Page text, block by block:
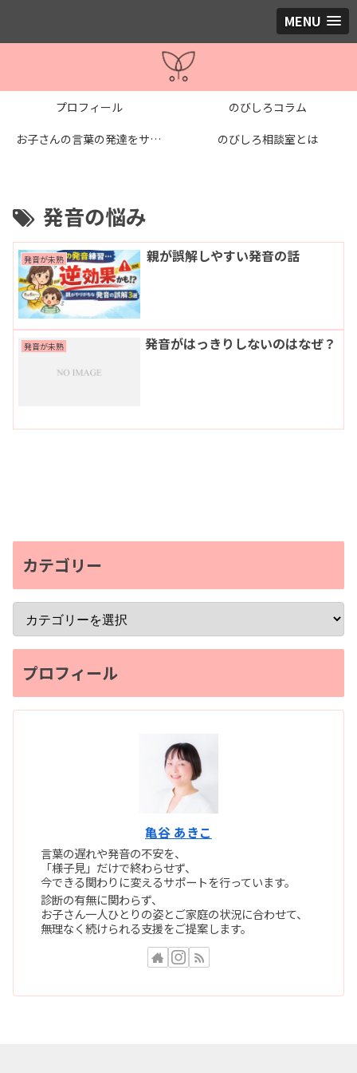
MENU
プロフィール
のびしろコラム
お子さんの言葉の発達をサポートする個別レッスン
のびしろ相談室とは
発音の悩み
発音が未熟 親が誤解しやすい発音の話
発音が未熟 発音がはっきりしないのはなぜ？
カテゴリー
プロフィール
亀谷 あきこ
言葉の遅れや発音の不安を、
「様子見」だけで終わらせず、
今できる関わりに変えるサポートを行っています。
診断の有無に関わらず、
お子さん一人ひとりの姿とご家庭の状況に合わせて、
無理なく続けられる支援をご提案します。